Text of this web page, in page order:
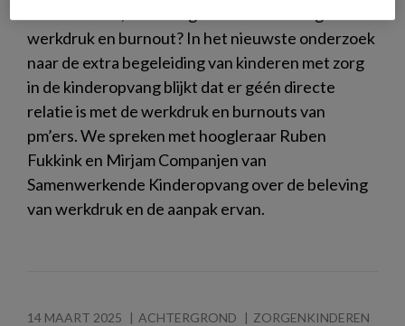
werkdruk en burnout? In het nieuwste onderzoek
naar de extra begeleiding van kinderen met zorg
in de kinderopvang blijkt dat er géén directe
relatie is met de werkdruk en burnouts van
pm’ers. We spreken met hoogleraar Ruben
Fukkink en Mirjam Companjen van
Samenwerkende Kinderopvang over de beleving
van werkdruk en de aanpak ervan.
14 MAART 2025 ACHTERGROND ZORGENKINDEREN